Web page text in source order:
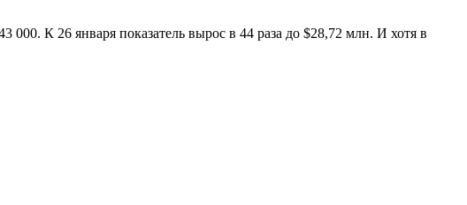
К 26 января показатель вырос в 44 раза до $28,72 млн. И хотя в